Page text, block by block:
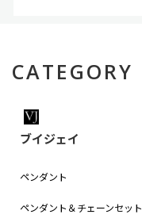
CATEGORY
ブイジェイ
ペンダント
ペンダント＆チェーンセット